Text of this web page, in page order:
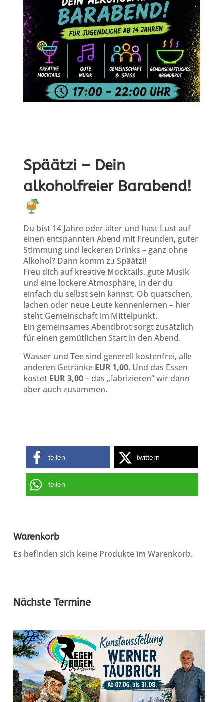
Späätzi – Dein
alkoholfreier Barabend!
Du bist 14 Jahre oder älter und hast Lust auf
einen entspannten Abend mit Freunden, guter
Stimmung und leckeren Drinks – ganz ohne
Alkohol? Dann komm zu Späätzi!
Freu dich auf kreative Mocktails, gute Musik
und eine lockere Atmosphäre, in der du
einfach du selbst sein kannst. Ob quatschen,
lachen oder neue Leute kennenlernen – hier
steht Gemeinschaft im Mittelpunkt.
Ein gemeinsames Abendbrot sorgt zusätzlich
für einen gemütlichen Start in den Abend.
Wasser und Tee sind generell kostenfrei, alle
anderen Getränke EUR 1,00. Und das Essen
kostet EUR 3,00– das „fabrizieren“ wir dann
aber auch zusammen.
teilen twittern
teilen
Warenkorb
Es befinden sich keine Produkte im Warenkorb.
Nächste Termine